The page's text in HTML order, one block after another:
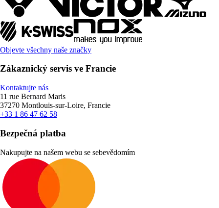
Objevte všechny naše značky
Zákaznický servis ve Francie
Kontaktujte nás
11 rue Bernard Maris
37270 Montlouis-sur-Loire, Francie
+33 1 86 47 62 58
Bezpečná platba
Nakupujte na našem webu se sebevědomím